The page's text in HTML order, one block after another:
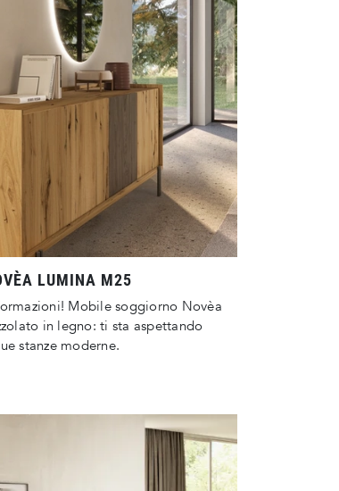
LUMINA M25
Mobile soggiorno Novèa
in legno: ti sta aspettando
stanze moderne.